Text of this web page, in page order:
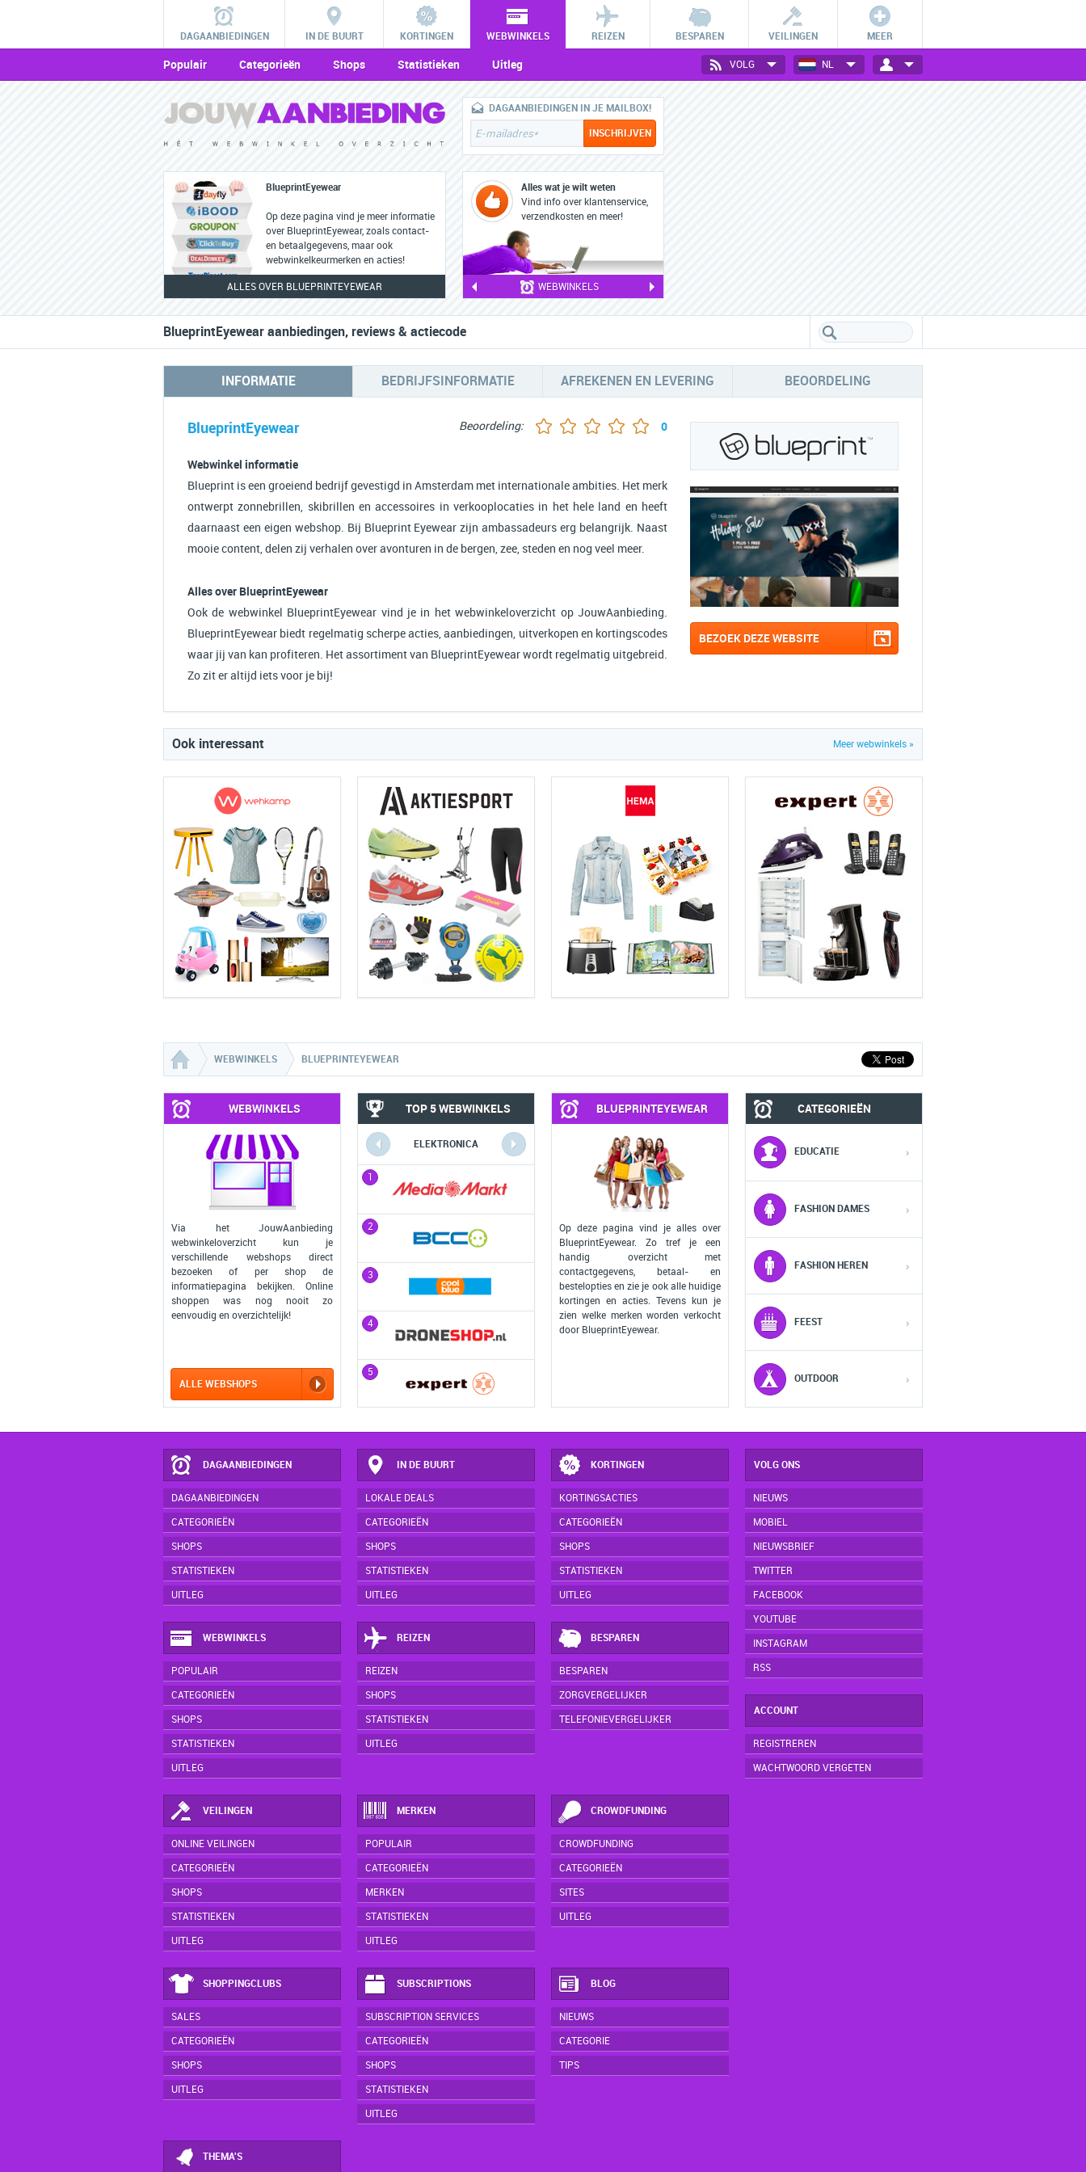
DAGAANBIEDINGEN IN DE BUURT KORTINGEN WEBWINKELS REIZEN BESPAREN VEILINGEN MEER
Populair Categorieën Shops Statistieken Uitleg NL
VOLG
BlueprintEyewear
Op deze pagina vind je meer informatie
over BlueprintEyewear, zoals contact-
en betaalgegevens, maar ook
webwinkelkeurmerken en acties!
ALLES OVER BLUEPRINTEYEWEAR
DAGAANBIEDINGEN IN JE MAILBOX!
Alles wat je wilt weten
Vind info over klantenservice,
verzendkosten en meer!
WEBWINKELS
BlueprintEyewear aanbiedingen, reviews & actiecode
INFORMATIE BEDRIJFSINFORMATIE AFREKENEN EN LEVERING BEOORDELING
BlueprintEyewear Beoordeling: 0
Webwinkel informatie
Blueprint is een groeiend bedrijf gevestigd in Amsterdam met internationale ambities. Het merk
ontwerpt zonnebrillen, skibrillen en accessoires in verkooplocaties in het hele land en heeft
daarnaast een eigen webshop. Bij Blueprint Eyewear zijn ambassadeurs erg belangrijk. Naast
mooie content, delen zij verhalen over avonturen in de bergen, zee, steden en nog veel meer.
Alles over BlueprintEyewear
Ook de webwinkel BlueprintEyewear vind je in het webwinkeloverzicht op JouwAanbieding.
BlueprintEyewear biedt regelmatig scherpe acties, aanbiedingen, uitverkopen en kortingscodes
waar jij van kan profiteren. Het assortiment van BlueprintEyewear wordt regelmatig uitgebreid.
Zo zit er altijd iets voor je bij!
BEZOEK DEZE WEBSITE
Meer webwinkels »
Ook interessant
WEBWINKELS BLUEPRINTEYEWEAR
WEBWINKELS
Via het JouwAanbieding
webwinkeloverzicht kun je
verschillende webshops direct
bezoeken of per shop de
informatiepagina bekijken. Online
shoppen was nog nooit zo
eenvoudig en overzichtelijk!
ALLE WEBSHOPS
TOP 5 WEBWINKELS
ELEKTRONICA
1
2
3
4
5
COMPUTERS MOBIEL
2
3
BLUEPRINTEYEWEAR
Op deze pagina vind je alles over
BlueprintEyewear. Zo tref je een
handig overzicht met
contactgegevens, betaal- en
bestelopties en zie je ook alle huidige
kortingen en acties. Tevens kun je
zien welke merken worden verkocht
door BlueprintEyewear.
CATEGORIEËN
EDUCATIE ›
FASHION DAMES ›
FASHION HEREN ›
FEEST ›
OUTDOOR ›
DAGAANBIEDINGEN
DAGAANBIEDINGEN
CATEGORIEËN
SHOPS
STATISTIEKEN
UITLEG
IN DE BUURT
LOKALE DEALS
CATEGORIEËN
SHOPS
STATISTIEKEN
UITLEG
KORTINGEN
KORTINGSACTIES
CATEGORIEËN
SHOPS
STATISTIEKEN
UITLEG
WEBWINKELS
POPULAIR
CATEGORIEËN
SHOPS
STATISTIEKEN
UITLEG
REIZEN
REIZEN
SHOPS
STATISTIEKEN
UITLEG
BESPAREN
BESPAREN
ZORGVERGELIJKER
TELEFONIEVERGELIJKER
VEILINGEN
ONLINE VEILINGEN
CATEGORIEËN
SHOPS
STATISTIEKEN
UITLEG
MERKEN
POPULAIR
CATEGORIEËN
MERKEN
STATISTIEKEN
UITLEG
CROWDFUNDING
CROWDFUNDING
CATEGORIEËN
SITES
UITLEG
SHOPPINGCLUBS
SALES
CATEGORIEËN
SHOPS
UITLEG
SUBSCRIPTIONS
SUBSCRIPTION SERVICES
CATEGORIEËN
SHOPS
STATISTIEKEN
UITLEG
BLOG
NIEUWS
CATEGORIE
TIPS
THEMA'S
VOLG ONS
NIEUWS
MOBIEL
NIEUWSBRIEF
TWITTER
FACEBOOK
YOUTUBE
INSTAGRAM
RSS
ACCOUNT
REGISTREREN
WACHTWOORD VERGETEN